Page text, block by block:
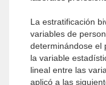
La estratificación
variables de
determinándose el
la variable
lineal entre las
aplicó a las